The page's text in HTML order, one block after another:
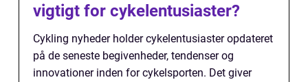
vigtigt for cykelentusiaster?
Cykling nyheder holder cykelentusiaster opdateret
på de seneste begivenheder, tendenser og
innovationer inden for cykelsporten. Det giver